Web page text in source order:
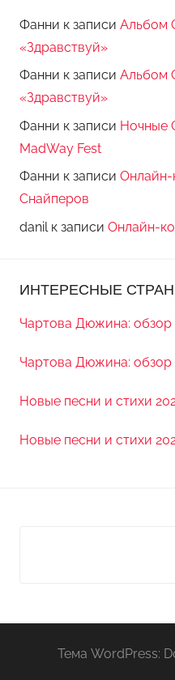
Фанни к записи Альбом
«Здравствуй»
Фанни к записи Альбом
«Здравствуй»
Фанни к записи Ночные
MadWay Fest
Фанни к записи Онлайн-
Снайперов
danil к записи Онлайн-
ИНТЕРЕСНЫЕ
Чартова Дюжина: обзор
Чартова Дюжина: обзор
Новые песни и стихи
Новые песни и стихи
Тема WordPress: